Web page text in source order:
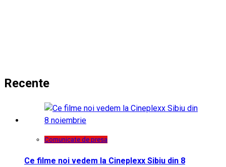
Recente
Comunicate de presa
Ce filme noi vedem la Cineplexx Sibiu din 8